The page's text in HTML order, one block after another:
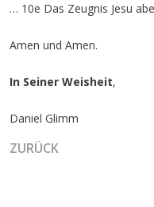
… 10e Das Zeugnis Jesu
Amen und Amen.
In Seiner Weisheit,
Daniel Glimm
VORHERIGER BEITRAG:
ZURÜCK